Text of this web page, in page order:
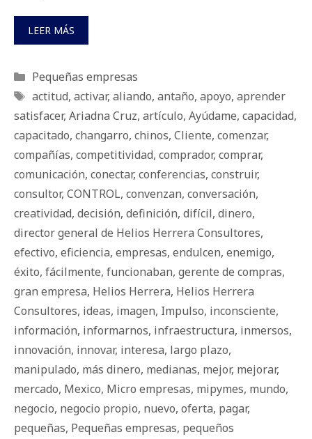
LEER MÁS
Categorías
Pequeñas empresas
Etiquetas
actitud, activar, aliando, antaño, apoyo, aprender
satisfacer, Ariadna Cruz, artículo, Ayúdame, capacidad,
capacitado, changarro, chinos, Cliente, comenzar,
compañías, competitividad, comprador, comprar,
comunicación, conectar, conferencias, construir,
consultor, CONTROL, convenzan, conversación,
creatividad, decisión, definición, difícil, dinero,
director general de Helios Herrera Consultores,
efectivo, eficiencia, empresas, endulcen, enemigo,
éxito, fácilmente, funcionaban, gerente de compras,
gran empresa, Helios Herrera, Helios Herrera
Consultores, ideas, imagen, Impulso, inconsciente,
información, informarnos, infraestructura, inmersos,
innovación, innovar, interesa, largo plazo,
manipulado, más dinero, medianas, mejor, mejorar,
mercado, Mexico, Micro empresas, mipymes, mundo,
negocio, negocio propio, nuevo, oferta, pagar,
pequeñas, Pequeñas empresas, pequeños